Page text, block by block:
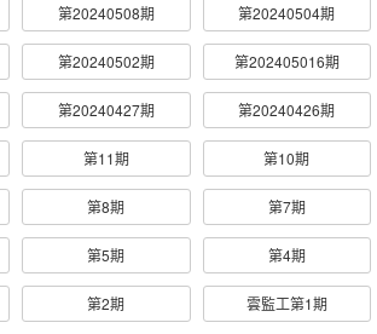
第20240508期 第20240504期
第20240502期 第202405016期
第20240427期 第20240426期
第11期 第10期
第8期 第7期
第5期 第4期
第2期 雲監工第1期